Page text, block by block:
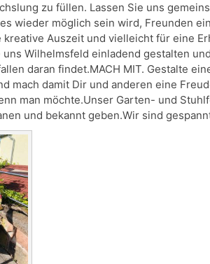
zu füllen. Lassen Sie uns
wieder möglich sein wird, Freunden
Auszeit und vielleicht für eine
uns Wilhelmsfeld einladend gestalten
daran findet.MACH MIT. Gestalte
mach damit Dir und anderen eine
man möchte.Unser Garten- und
und bekannt geben.Wir sind